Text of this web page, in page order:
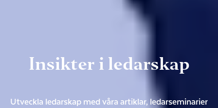
Insikter i ledarskap
Utveckla ledarskap med våra artiklar, ledarseminarier